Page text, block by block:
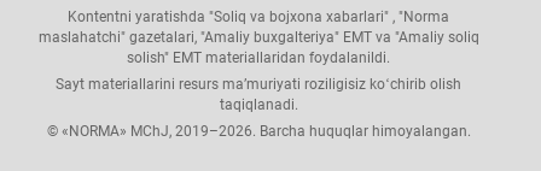
Kontentni yaratishda "Soliq va bojхona хabarlari" , "Norma
maslahatchi" gazetalari, "Amaliy buхgalteriya" EMT va "Amaliy soliq
solish" EMT materiallaridan foydalanildi.
Sayt materiallarini resurs ma’muriyati roziligisiz koʻchirib olish
taqiqlanadi.
© «NORMA» MChJ, 2019–2026. Barcha huquqlar himoyalangan.